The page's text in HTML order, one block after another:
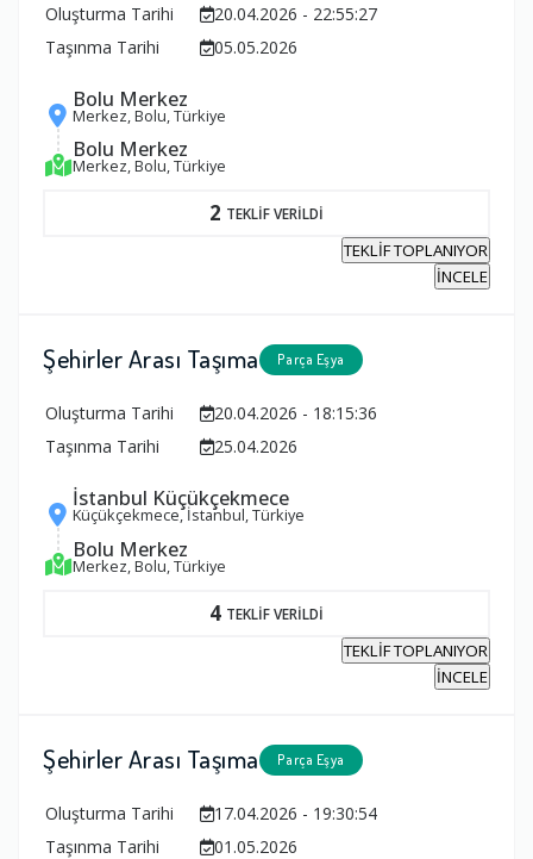
Oluşturma Tarihi
20.04.2026 - 22:55:27
Taşınma Tarihi
05.05.2026
Bolu Merkez
Merkez, Bolu, Türkiye
Bolu Merkez
Merkez, Bolu, Türkiye
2 TEKLİF VERİLDİ
TEKLİF TOPLANIYOR
İNCELE
Şehirler Arası Taşıma Parça Eşya
Oluşturma Tarihi
20.04.2026 - 18:15:36
Taşınma Tarihi
25.04.2026
İstanbul Küçükçekmece
Küçükçekmece, İstanbul, Türkiye
Bolu Merkez
Merkez, Bolu, Türkiye
4 TEKLİF VERİLDİ
TEKLİF TOPLANIYOR
İNCELE
Şehirler Arası Taşıma Parça Eşya
Oluşturma Tarihi
17.04.2026 - 19:30:54
Taşınma Tarihi
01.05.2026